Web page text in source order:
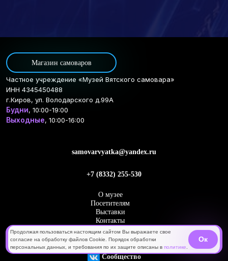
Магазин самоваров
Частное учреждение «Музей Вятского самовара»
ИНН 4345450488
г.Киров, ул. Володарского д.99А
Будни, 10:00-19:00
Выходные, 10:00-16:00
samovarvyatka@yandex.ru
+7 (8332) 255-530
О музее
Посетителям
Выставки
Контакты
Медиа
Новости
Сообщество
Продолжая пользоваться настоящим сайтом Вы выражаете свое
согласие на обработку файлов Cookie. Порядок обработки
персональных данных, и требования по их защите описаны вполитике.
Ок